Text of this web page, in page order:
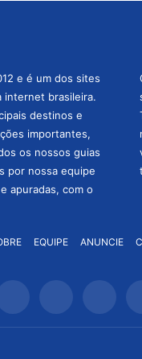
e é um dos sites
internet brasileira.
destinos e
importantes,
os nossos guias
por nossa equipe
apuradas, com o
EQUIPE ANUNCIE